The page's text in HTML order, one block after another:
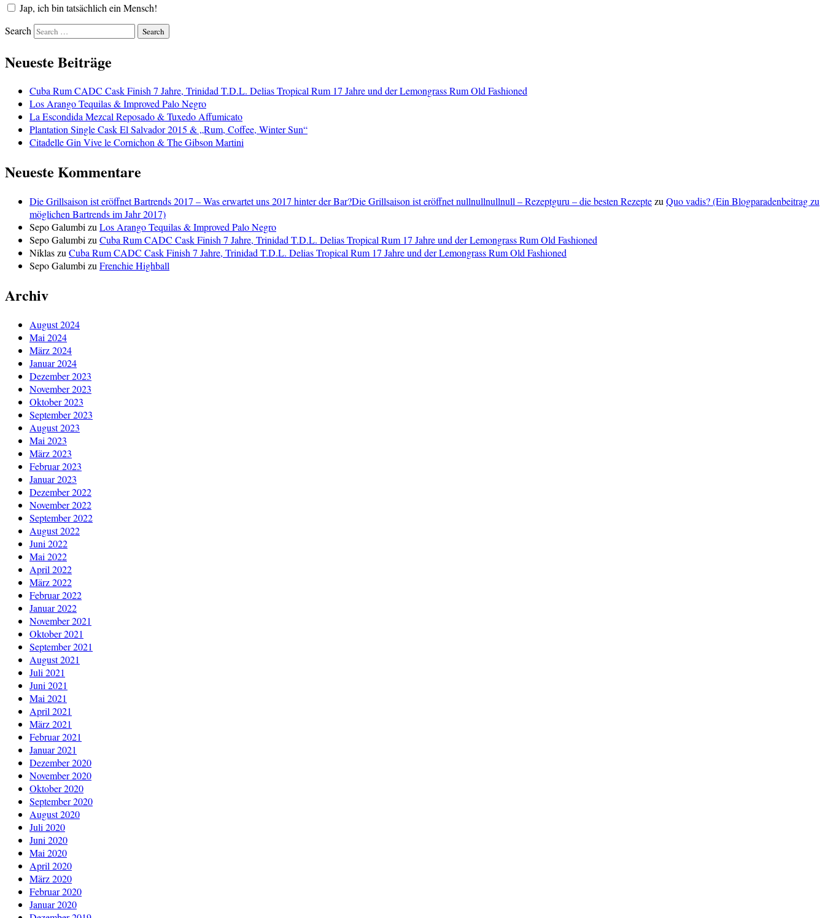
Jap, ich bin tatsächlich ein Mensch!
Search
Neueste Beiträge
Cuba Rum CADC Cask Finish 7 Jahre, Trinidad T.D.L. Delias Tropical Rum 17 Jahre und der Lemongrass Rum Old Fashioned
Los Arango Tequilas & Improved Palo Negro
La Escondida Mezcal Reposado & Tuxedo Affumicato
Plantation Single Cask El Salvador 2015 & „Rum, Coffee, Winter Sun“
Citadelle Gin Vive le Cornichon & The Gibson Martini
Neueste Kommentare
Die Grillsaison ist eröffnet Bartrends 2017 – Was erwartet uns 2017 hinter der Bar?Die Grillsaison ist eröffnet nullnullnullnull – Rezeptguru – die besten RezeptezuQuo vadis? (Ein Blogparadenbeitrag zu
möglichen Bartrends im Jahr 2017)
Sepo GalumbizuLos Arango Tequilas & Improved Palo Negro
Sepo GalumbizuCuba Rum CADC Cask Finish 7 Jahre, Trinidad T.D.L. Delias Tropical Rum 17 Jahre und der Lemongrass Rum Old Fashioned
NiklaszuCuba Rum CADC Cask Finish 7 Jahre, Trinidad T.D.L. Delias Tropical Rum 17 Jahre und der Lemongrass Rum Old Fashioned
Sepo GalumbizuFrenchie Highball
Archiv
August 2024
Mai 2024
März 2024
Januar 2024
Dezember 2023
November 2023
Oktober 2023
September 2023
August 2023
Mai 2023
März 2023
Februar 2023
Januar 2023
Dezember 2022
November 2022
September 2022
August 2022
Juni 2022
Mai 2022
April 2022
März 2022
Februar 2022
Januar 2022
November 2021
Oktober 2021
September 2021
August 2021
Juli 2021
Juni 2021
Mai 2021
April 2021
März 2021
Februar 2021
Januar 2021
Dezember 2020
November 2020
Oktober 2020
September 2020
August 2020
Juli 2020
Juni 2020
Mai 2020
April 2020
März 2020
Februar 2020
Januar 2020